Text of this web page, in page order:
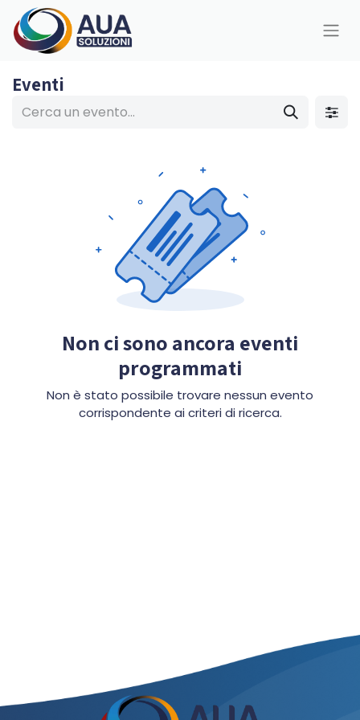
Eventi
Non ci sono ancora eventi
programmati
Non è stato possibile trovare nessun evento
corrispondente ai criteri di ricerca.